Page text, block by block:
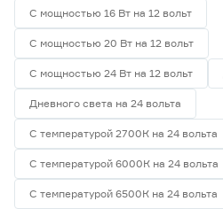
С мощностью 16 Вт на 12 вольт
С мощностью 20 Вт на 12 вольт
С мощностью 24 Вт на 12 вольт
Дневного света на 24 вольта
С температурой 2700К на 24 вольта
С температурой 6000К на 24 вольта
С температурой 6500К на 24 вольта